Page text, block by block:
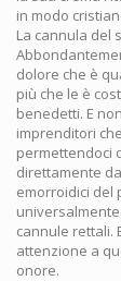
in modo
La cannula del
dolore che è
più che le è
benedetti. E
imprenditori
permettendoci
direttamente
emorroidici del
cannule rettali.
attenzione a
onore.